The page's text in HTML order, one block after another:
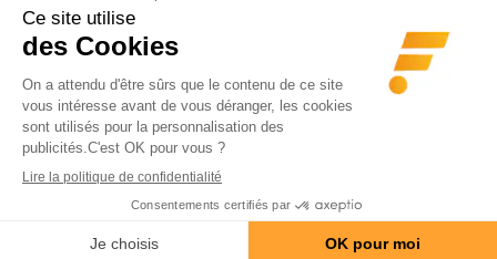
Des parfums pour tous les
goûts